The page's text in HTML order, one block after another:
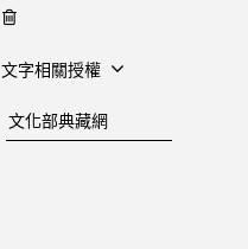
文字相關授權
建檔單位